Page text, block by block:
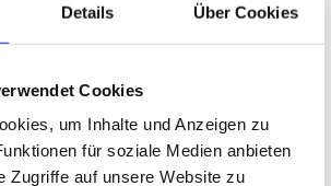
Details Über Cookies
Cookies
um Inhalte und Anzeigen zu
für soziale Medien anbieten
Zugriffe auf unsere Website zu
auf deine Website zu lenken.
Verbesserung der Website durch
Ladezeiten, der mobilen
und der Struktur der Website.
und -Optimierung: Erstellung qualitativ
Inhalte, die sowohl Besucher als